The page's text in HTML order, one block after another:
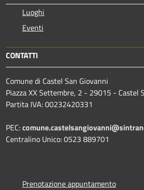
Luoghi
Eventi
CONTATTI
Comune di Castel San Giovanni
Piazza XX Settembre, 2 - 29015 - Castel
Partita IVA: 00232420331
PEC:
Centralino Unico: 0523 889701
Prenotazione appuntamento